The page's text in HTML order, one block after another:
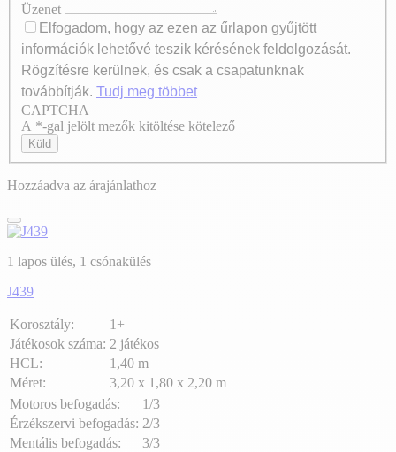
Üzenet
Elfogadom, hogy az ezen az űrlapon gyűjtött
információk lehetővé teszik kérésének feldolgozását.
Rögzítésre kerülnek, és csak a csapatunknak
továbbítják. Tudj meg többet
Axeptio consent
CAPTCHA
A *-gal jelölt mezők kitöltése kötelező
Küld
Hozzáadva az árajánlathoz
1 lapos ülés, 1 csónakülés
J439
Korosztály:
1+
Játékosok száma: 2 játékos
HCL:
1,40 m
Méret:
3,20 x 1,80 x 2,20 m
Motoros befogadás:
1/3
Érzékszervi befogadás: 2/3
Mentális befogadás:
3/3